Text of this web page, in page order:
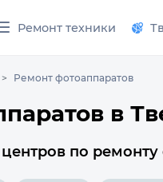
Ремонт техники
Ремонт фотоаппаратов
в
по